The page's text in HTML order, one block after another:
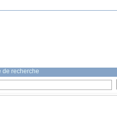
de recherche